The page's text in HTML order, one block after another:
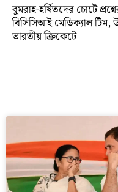
বুমরাহ-হর্ষিতদের চোটে
বিসিসিআই মেডিক্যাল টিম,
ভারতীয় ক্রিকেটে